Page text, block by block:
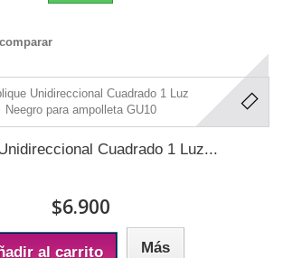
Cuadrado 1 Luz...
$6.900
al carrito Más